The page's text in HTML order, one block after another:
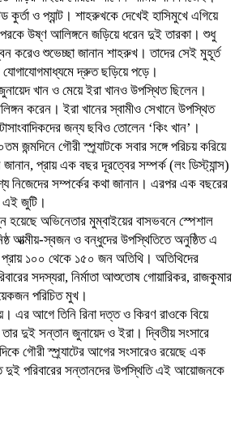
কুর্তা ও প্যান্ট। শাহরুখকে দেখেই হাসিমুখে এগিয়ে
উষ্ণ আলিঙ্গনে জড়িয়ে ধরেন দুই তারকা। শুধু
করেও শুভেচ্ছা জানান শাহরুখ। তাদের সেই মুহূর্ত
যোগাযোগমাধ্যমে দ্রুত ছড়িয়ে পড়ে।
খান ও মেয়ে ইরা খানও উপস্থিত ছিলেন।
করেন। ইরা খানের স্বামীও সেখানে উপস্থিত
জন্য ছবিও তোলেন ‘কিং খান’।
জন্মদিনে গৌরী স্প্র্যাটকে সবার সঙ্গে পরিচয় করিয়ে
প্রায় এক বছর দূরত্বের সম্পর্ক (লং ডিস্ট্যান্স)
নিজেদের সম্পর্কের কথা জানান। এরপর এক বছরের
এই জুটি।
হয়েছে অভিনেতার মুম্বাইয়ের বাসভবনে স্পেশাল
আত্মীয়-স্বজন ও বন্ধুদের উপস্থিতিতে অনুষ্ঠিত এ
১০০ থেকে ১৫০ জন অতিথি। অতিথিদের
সদস্যরা, নির্মাতা আশুতোষ গোয়ারিকর, রাজকুমার
পরিচিত মুখ।
এর আগে তিনি রিনা দত্ত ও কিরণ রাওকে বিয়ে
দুই সন্তান জুনায়েদ ও ইরা। দ্বিতীয় সংসারে
গৌরী স্প্র্যাটের আগের সংসারেও রয়েছে এক
পরিবারের সন্তানদের উপস্থিতি এই আয়োজনকে